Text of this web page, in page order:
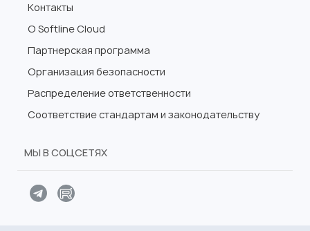
Контакты
О Softline Cloud
Партнерская программа
Организация безопасности
Распределение ответственности
Соответствие стандартам и законодательству
МЫ В СОЦСЕТЯХ